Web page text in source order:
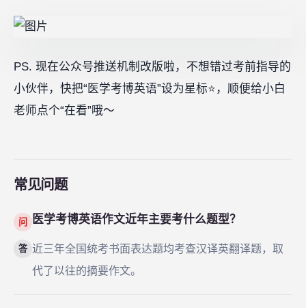
PS. 现在公众号推送机制改版啦，不想错过考前指导的
小伙伴，快把“医学考博英语”设为星标⭐，顺便给小白
老师点个“在看”哦～
常见问题
问 医学考博英语作文近年主要考什么题型？
答 近三年全国统考书面表达题均考查汉译英翻译题，取
代了以往的摘要作文。